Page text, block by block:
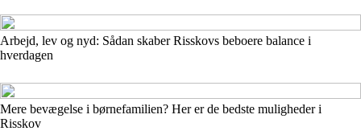
Arbejd, lev og nyd: Sådan skaber Risskovs beboere balance i
hverdagen
Mere bevægelse i børnefamilien? Her er de bedste muligheder i
Risskov